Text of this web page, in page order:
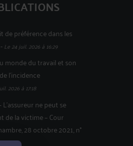
de préférence dans les
-Le 24 juil. 2026 à 16:29
monde du travail et son
l’incidence
2026 à 17:18
ne peut se
de la victime – Cour
28 octobre 2021, n°
17:51